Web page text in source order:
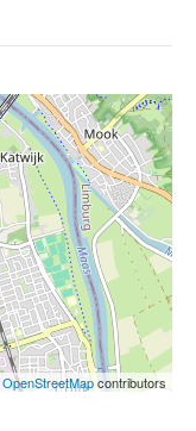
OpenStreetMapcontributors